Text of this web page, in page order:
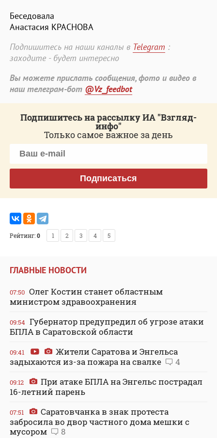
Беседовала
Анастасия КРАСНОВА
Подпишитесь на наши каналы в Telegram :
заходите - будет интересно
Вы можете прислать сообщения, фото и видео в
наш телеграм-бот @Vz_feedbot
Подпишитесь на рассылку ИА "Взгляд-
инфо"
Только самое важное за день
Подписаться
Рейтинг:0 1 2 3 4 5
ГЛАВНЫЕ НОВОСТИ
07:50 Олег Костин станет областным
министром здравоохранения
09:54 Губернатор предупредил об угрозе атаки
БПЛА в Саратовской области
09:41
Жители Саратова и Энгельса
задыхаются из-за пожара на свалке
4
09:12
При атаке БПЛА на Энгельс пострадал
16-летний парень
07:51
Саратовчанка в знак протеста
забросила во двор частного дома мешки с
мусором
8